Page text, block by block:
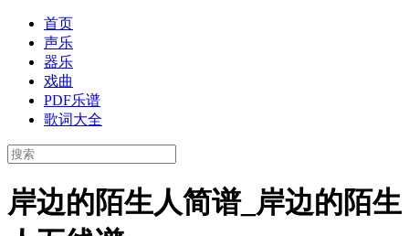
首页
声乐
器乐
戏曲
PDF乐谱
歌词大全
岸边的陌生人简谱_岸边的陌生